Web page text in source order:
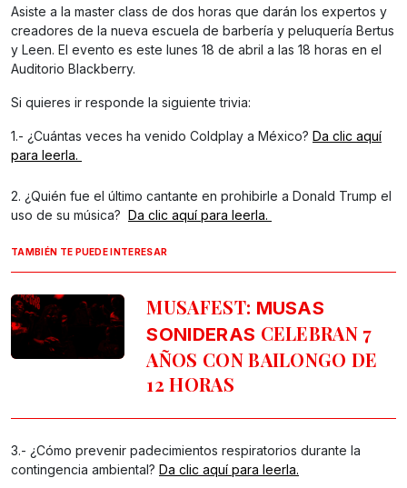
Asiste a la master class de dos horas que darán los expertos y
creadores de la nueva escuela de barbería y peluquería Bertus
y Leen. El evento es este lunes 18 de abril a las 18 horas en el
Auditorio Blackberry.
Si quieres ir responde la siguiente trivia:
1.- ¿Cuántas veces ha venido Coldplay a México? Da clic aquí
para leerla.
2. ¿Quién fue el último cantante en prohibirle a Donald Trump el
uso de su música? Da clic aquí para leerla.
TAMBIÉN TE PUEDE INTERESAR
MUSAFEST: MUSAS
SONIDERAS CELEBRAN 7
AÑOS CON BAILONGO DE
12 HORAS
3.- ¿Cómo prevenir padecimientos respiratorios durante la
contingencia ambiental? Da clic aquí para leerla.